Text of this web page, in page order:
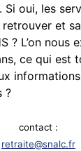
Si oui, les
et
? L’on nous
ce qui est
?
contact :
retraite@snalc.fr